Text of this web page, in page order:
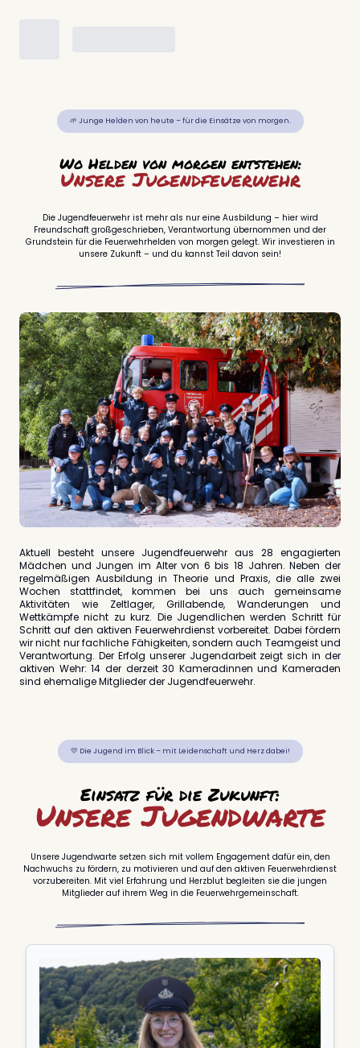
🌱 Junge Helden von heute – für die Einsätze von morgen.
Wo Helden von morgen entstehen:
Unsere Jugendfeuerwehr
Die Jugendfeuerwehr ist mehr als nur eine Ausbildung – hier wird
Freundschaft großgeschrieben, Verantwortung übernommen und der
Grundstein für die Feuerwehrhelden von morgen gelegt. Wir investieren in
unsere Zukunft – und du kannst Teil davon sein!
Aktuell besteht unsere Jugendfeuerwehr aus 28 engagierten
Mädchen und Jungen im Alter von 6 bis 18 Jahren. Neben der
regelmäßigen Ausbildung in Theorie und Praxis, die alle zwei
Wochen stattfindet, kommen bei uns auch gemeinsame
Aktivitäten wie Zeltlager, Grillabende, Wanderungen und
Wettkämpfe nicht zu kurz. Die Jugendlichen werden Schritt für
Schritt auf den aktiven Feuerwehrdienst vorbereitet. Dabei fördern
wir nicht nur fachliche Fähigkeiten, sondern auch Teamgeist und
Verantwortung. Der Erfolg unserer Jugendarbeit zeigt sich in der
aktiven Wehr: 14 der derzeit 30 Kameradinnen und Kameraden
sind ehemalige Mitglieder der Jugendfeuerwehr.
💛 Die Jugend im Blick – mit Leidenschaft und Herz dabei!
Einsatz für die Zukunft:
Unsere Jugendwarte
Unsere Jugendwarte setzen sich mit vollem Engagement dafür ein, den
Nachwuchs zu fördern, zu motivieren und auf den aktiven Feuerwehrdienst
vorzubereiten. Mit viel Erfahrung und Herzblut begleiten sie die jungen
Mitglieder auf ihrem Weg in die Feuerwehrgemeinschaft.